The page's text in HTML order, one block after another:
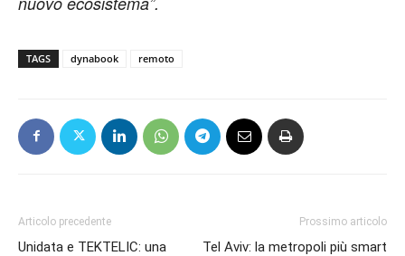
TAGS dynabook remoto
Articolo precedente
Unidata e TEKTELIC: una
Prossimo articolo
Tel Aviv: la metropoli più smart